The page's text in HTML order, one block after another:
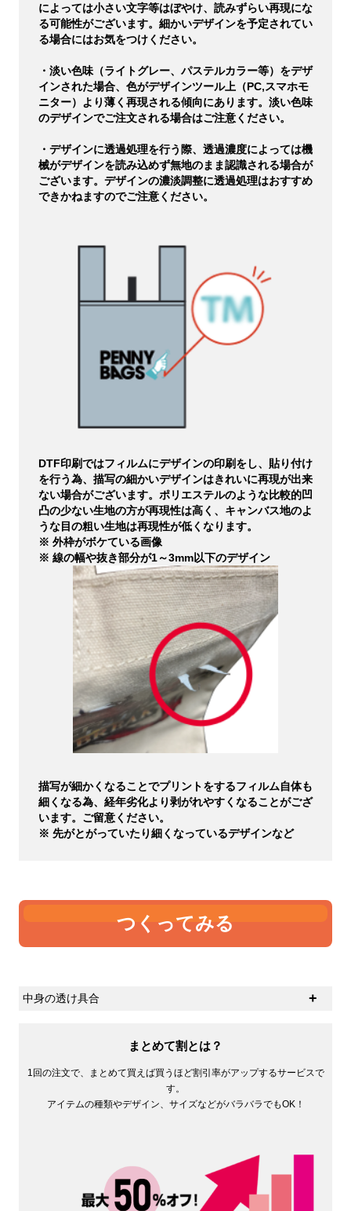
によっては小さい文字等はぼやけ、読みずらい再現にな
る可能性がございます。細かいデザインを予定されてい
る場合にはお気をつけください。
・淡い色味（ライトグレー、パステルカラー等）をデザ
インされた場合、色がデザインツール上（PC,スマホモ
ニター）より薄く再現される傾向にあります。淡い色味
のデザインでご注文される場合はご注意ください。
・デザインに透過処理を行う際、透過濃度によっては機
械がデザインを読み込めず無地のまま認識される場合が
ございます。デザインの濃淡調整に透過処理はおすすめ
できかねますのでご注意ください。
DTF印刷ではフィルムにデザインの印刷をし、貼り付け
を行う為、描写の細かいデザインはきれいに再現が出来
ない場合がございます。ポリエステルのような比較的凹
凸の少ない生地の方が再現性は高く、キャンバス地のよ
うな目の粗い生地は再現性が低くなります。
※ 外枠がボケている画像
※ 線の幅や抜き部分が1～3mm以下のデザイン
描写が細かくなることでプリントをするフィルム自体も
細くなる為、経年劣化より剥がれやすくなることがござ
います。ご留意ください。
※ 先がとがっていたり細くなっているデザインなど
つくってみる
中身の透け具合
の基準として中身の透け具合があるかと思います。オン
まとめて割とは？
1回の注文で、まとめて買えば買うほど割引率がアップするサービスで
す。
アイテムの種類やデザイン、サイズなどがバラバラでもOK！